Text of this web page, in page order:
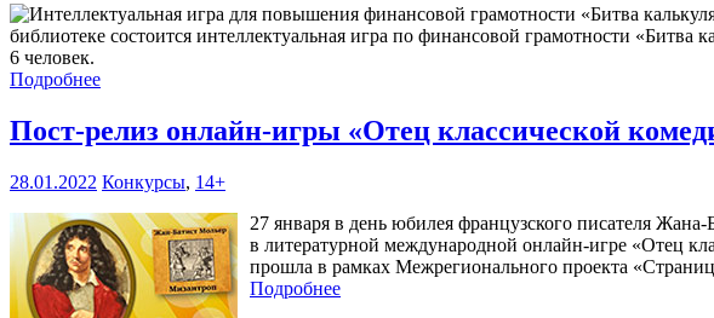
библиотеке состоится интеллектуальная игра по финансовой грамотности
6 человек.
Подробнее
Пост-релиз онлайн-игры «Отец классической
28.01.2022 Конкурсы, 14+
27 января в день юбилея французского писателя
в литературной международной онлайн-игре «Отец
прошла в рамках Межрегионального проекта
Подробнее